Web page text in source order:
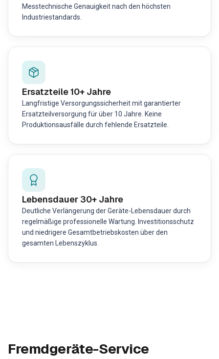
Messtechnische Genauigkeit nach den höchsten
Industriestandards.
Ersatzteile 10+ Jahre
Langfristige Versorgungssicherheit mit garantierter
Ersatzteilversorgung für über 10 Jahre. Keine
Produktionsausfälle durch fehlende Ersatzteile.
Lebensdauer 30+ Jahre
Deutliche Verlängerung der Geräte-Lebensdauer durch
regelmäßige professionelle Wartung. Investitionsschutz
und niedrigere Gesamtbetriebskosten über den
gesamten Lebenszyklus.
Fremdgeräte-Service